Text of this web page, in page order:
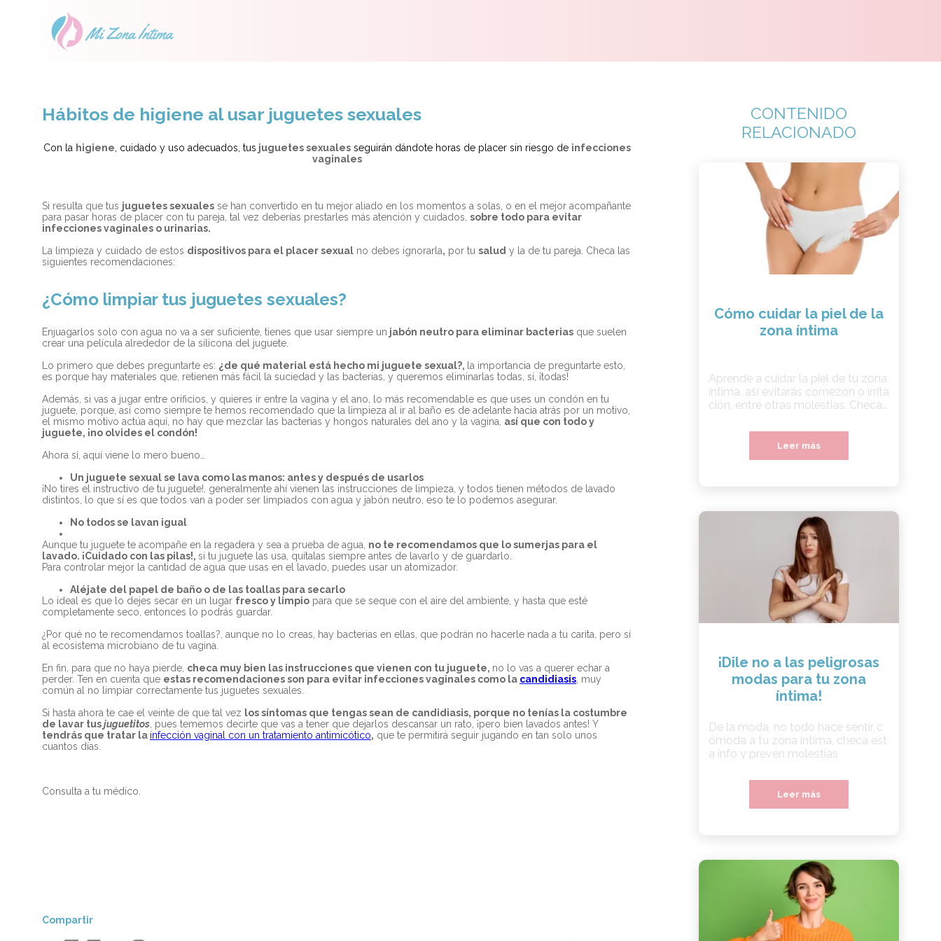
Hábitos de higiene al usar juguetes sexuales
Con la higiene , cuidado y uso adecuados, tus juguetes sexuales seguirán dándote horas de placer sin riesgo de infecciones
vaginales
Si resulta que tus juguetes sexuales se han convertido en tu mejor aliado en los momentos a solas, o en el mejor acompañante
para pasar horas de placer con tu pareja, tal vez deberías prestarles más atención y cuidados, sobre todo para evitar
infecciones vaginales o urinarias.
La limpieza y cuidado de estos dispositivos para el placer sexual no debes ignorarla, por tu salud y la de tu pareja. Checa las
siguientes recomendaciones:
¿Cómo limpiar tus juguetes sexuales?
Enjuagarlos solo con agua no va a ser suficiente, tienes que usar siempre un jabón neutro para eliminar bacterias que suelen
crear una película alrededor de la silicona del juguete.
Lo primero que debes preguntarte es: ¿de qué material está hecho mi juguete sexual?, la importancia de preguntarte esto,
es porque hay materiales que, retienen más fácil la suciedad y las bacterias, y queremos eliminarlas todas, sí, ¡todas!
Además, si vas a jugar entre orificios, y quieres ir entre la vagina y el ano, lo más recomendable es que uses un condón en tu
juguete, porque, así como siempre te hemos recomendado que la limpieza al ir al baño es de adelante hacia atrás por un motivo,
el mismo motivo actúa aquí, no hay que mezclar las bacterias y hongos naturales del ano y la vagina, así que con todo y
juguete, ¡no olvides el condón!
Ahora sí, aquí viene lo mero bueno…
Un juguete sexual se lava como las manos: antes y después de usarlos
¡No tires el instructivo de tu juguete!, generalmente ahí vienen las instrucciones de limpieza, y todos tienen métodos de lavado
distintos, lo que sí es que todos van a poder ser limpiados con agua y jabón neutro, eso te lo podemos asegurar.
No todos se lavan igual
Aunque tu juguete te acompañe en la regadera y sea a prueba de agua, no te recomendamos que lo sumerjas para el
lavado. ¡Cuidado con las pilas!, si tu juguete las usa, quítalas siempre antes de lavarlo y de guardarlo.
Para controlar mejor la cantidad de agua que usas en el lavado, puedes usar un atomizador.
Aléjate del papel de baño o de las toallas para secarlo
Lo ideal es que lo dejes secar en un lugar fresco y limpio para que se seque con el aire del ambiente, y hasta que esté
completamente seco, entonces lo podrás guardar.
¿Por qué no te recomendamos toallas?, aunque no lo creas, hay bacterias en ellas, que podrán no hacerle nada a tu carita, pero sí
al ecosistema microbiano de tu vagina.
En fin, para que no haya pierde, checa muy bien las instrucciones que vienen con tu juguete, no lo vas a querer echar a
perder. Ten en cuenta que estas recomendaciones son para evitar infecciones vaginales como la candidiasis , muy
común al no limpiar correctamente tus juguetes sexuales.
Si hasta ahora te cae el veinte de que tal vez los síntomas que tengas sean de candidiasis, porque no tenías la costumbre
de lavar tusjuguetitos , pues tememos decirte que vas a tener que dejarlos descansar un rato, ¡pero bien lavados antes! Y
tendrás que tratar la infección vaginal con un tratamiento antimicótico, que te permitirá seguir jugando en tan solo unos
cuantos días.
Consulta a tu médico.
Compartir
CONTENIDO
RELACIONADO
Cómo cuidar la piel de la
zona íntima
Aprende a cuidar la piel de tu zona
íntima, así evitarás comezón o irrita
ción, entre otras molestias. Checa
Leer más
¡Dile no a las peligrosas
modas para tu zona
íntima!
De la moda, no todo hace sentir c
ómoda a tu zona íntima, checa est
a info y prevén molestias
Leer más